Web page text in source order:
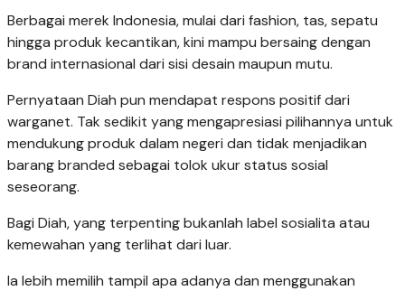
Berbagai merek Indonesia, mulai dari fashion, tas, sepatu
hingga produk kecantikan, kini mampu bersaing dengan
brand internasional dari sisi desain maupun mutu.
Pernyataan Diah pun mendapat respons positif dari
warganet. Tak sedikit yang mengapresiasi pilihannya untuk
mendukung produk dalam negeri dan tidak menjadikan
barang branded sebagai tolok ukur status sosial
seseorang.
Bagi Diah, yang terpenting bukanlah label sosialita atau
kemewahan yang terlihat dari luar.
Ia lebih memilih tampil apa adanya dan menggunakan